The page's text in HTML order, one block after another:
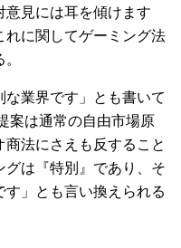
見には耳を傾けます
に関してゲーミング法
業界です」とも書いて
案は通常の自由市場原
法にさえも反すること
は『特別』であり、そ
」とも言い換えられる